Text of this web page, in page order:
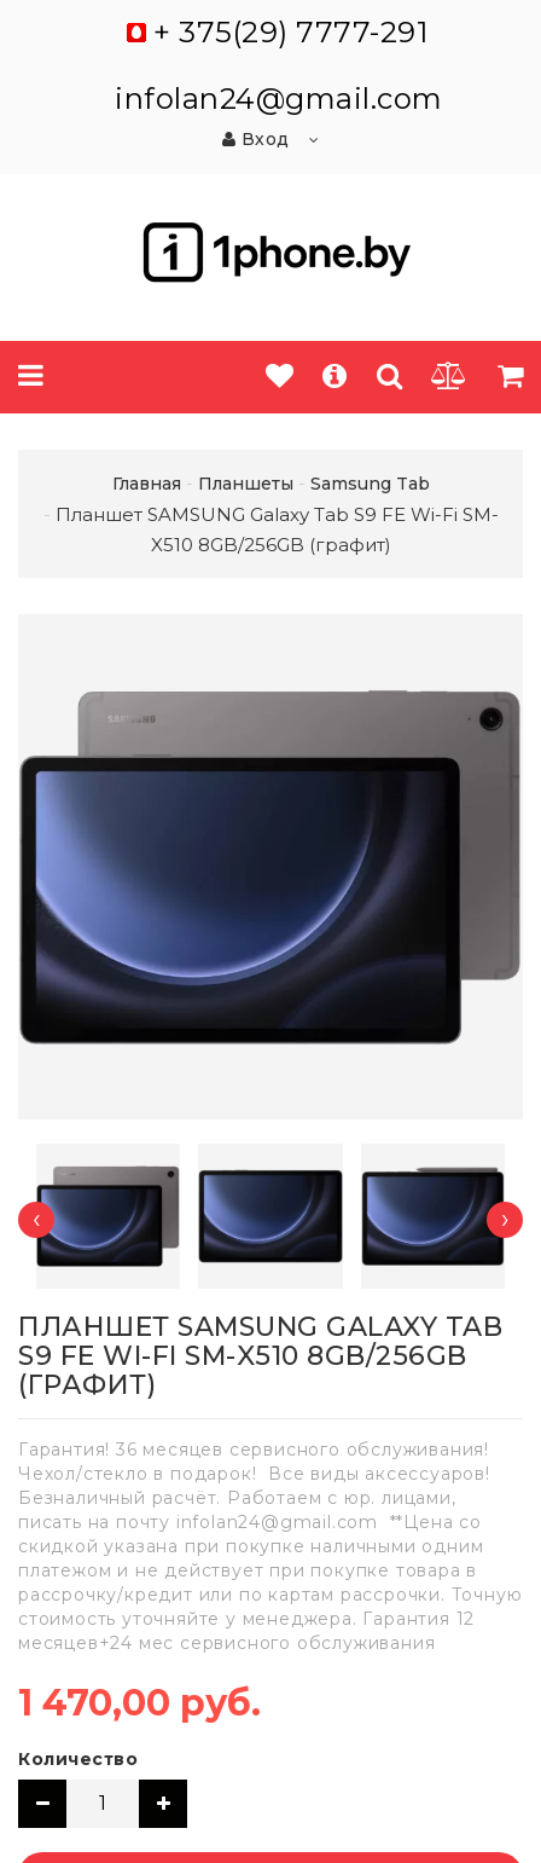
+ 375(29) 7777-291
infolan24@gmail.com
Вход
Главная Планшеты Samsung Tab
Планшет SAMSUNG Galaxy Tab S9 FE Wi-Fi SM-
X510 8GB/256GB (графит)
‹ ›
ПЛАНШЕТ SAMSUNG GALAXY TAB
S9 FE WI-FI SM-X510 8GB/256GB
(ГРАФИТ)
Гарантия! 36 месяцев сервисного обслуживания!
Чехол/стекло в подарок! Все виды аксессуаров!
Безналичный расчёт. Работаем с юр. лицами,
писать на почту infolan24@gmail.com **Цена со
скидкой указана при покупке наличными одним
платежом и не действует при покупке товара в
рассрочку/кредит или по картам рассрочки. Точную
стоимость уточняйте у менеджера. Гарантия 12
месяцев+24 мес сервисного обслуживания
1 470,00 руб.
Количество